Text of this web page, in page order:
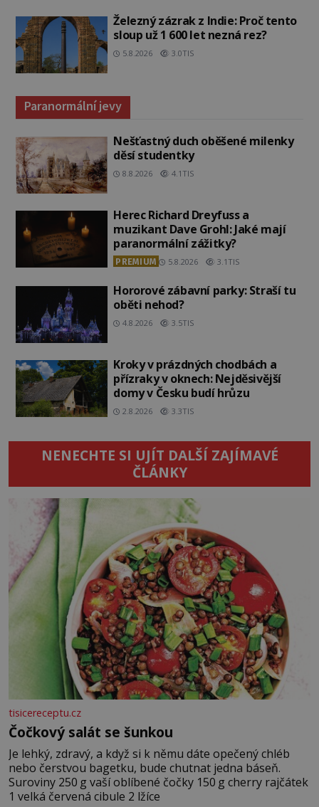
Železný zázrak z Indie: Proč tento
sloup už 1 600 let nezná rez?
5.8.2026 3.0TIS
Paranormální jevy
Nešťastný duch oběšené milenky
děsí studentky
8.8.2026 4.1TIS
Herec Richard Dreyfuss a
muzikant Dave Grohl: Jaké mají
paranormální zážitky?
PREMIUM 5.8.2026 3.1TIS
Hororové zábavní parky: Straší tu
oběti nehod?
4.8.2026 3.5TIS
Kroky v prázdných chodbách a
přízraky v oknech: Nejděsivější
domy v Česku budí hrůzu
2.8.2026 3.3TIS
NENECHTE SI UJÍT DALŠÍ ZAJÍMAVÉ
ČLÁNKY
tisicereceptu.cz
Čočkový salát se šunkou
Je lehký, zdravý, a když si k němu dáte opečený chléb
nebo čerstvou bagetku, bude chutnat jedna báseň.
Suroviny 250 g vaší oblíbené čočky 150 g cherry rajčátek
1 velká červená cibule 2 lžíce